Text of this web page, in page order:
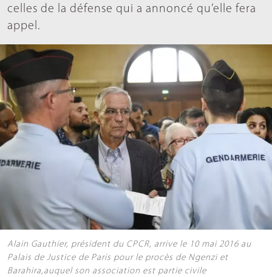
celles de la défense qui a annoncé qu’elle fera
appel.
Alain Gauthier, président du CPCR, arrive le 10 mai 2016 au
Palais de Justice de Paris pour le procès de Ngenzi et
Barahira,auquel son association est partie civile